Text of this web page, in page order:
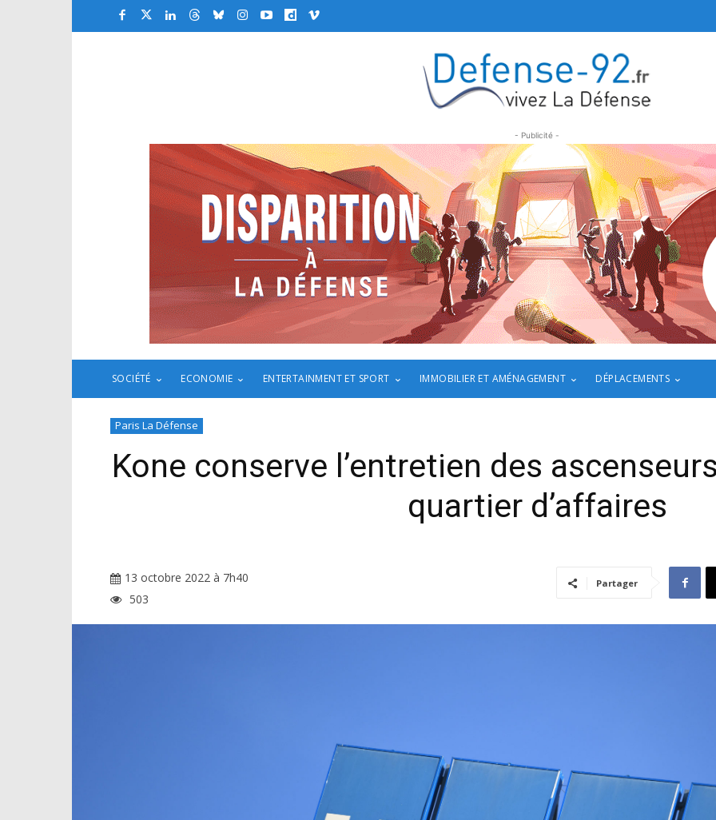
- Publicité -
SOCIÉTÉ ECONOMIE ENTERTAINMENT ET SPORT IMMOBILIER ET AMÉNAGEMENT DÉPLACEMENTS
Paris La Défense
Kone conserve l’entretien des
quartier d’affaires
13 octobre 2022 à 7h40
503
Partager